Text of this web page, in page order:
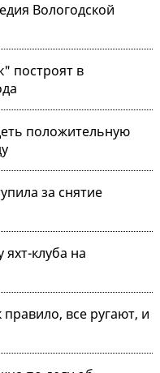
Вологодской
построят в
положительную
за снятие
клуба на
все ругают, и